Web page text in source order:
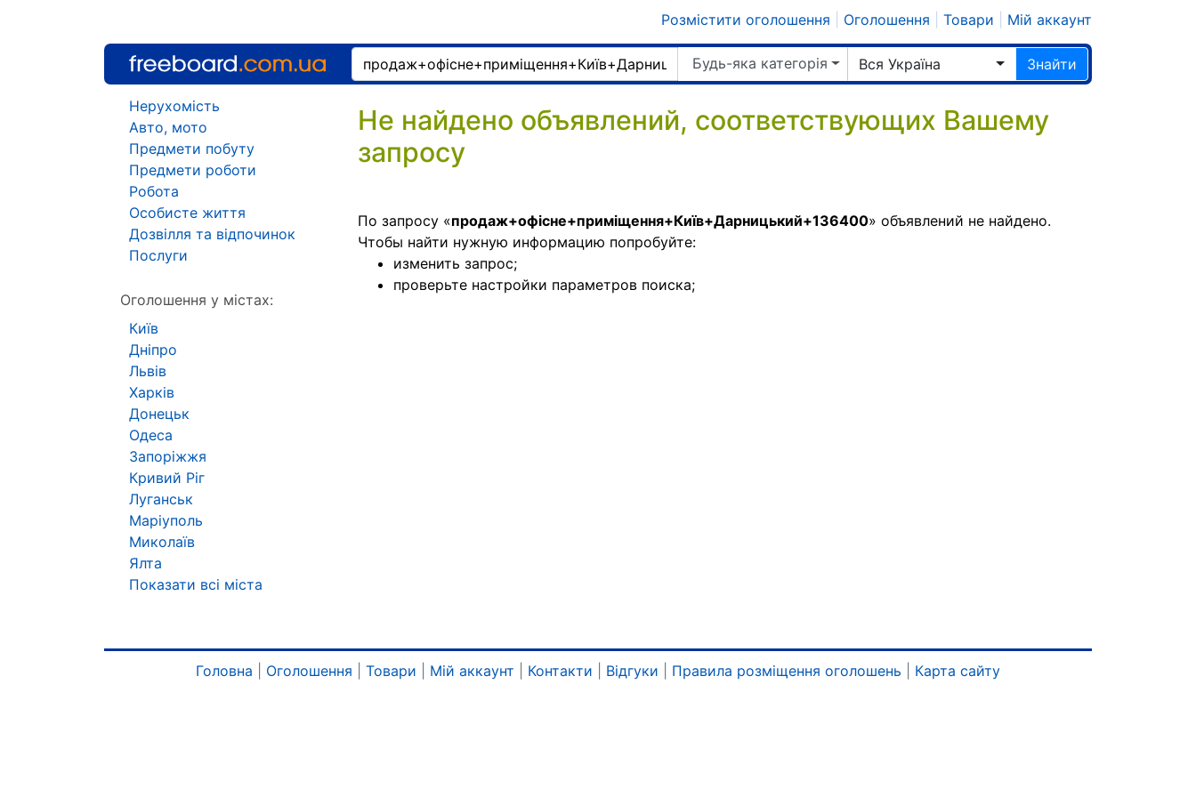
Розмістити оголошення Оголошення Товари Мій аккаунт
Будь-яка категорія Вся Україна Знайти
Не найдено объявлений, соответствующих Вашему
запросу
По запросу «продаж+офісне+приміщення+Київ+Дарницький+136400» объявлений не найдено.
Чтобы найти нужную информацию попробуйте:
изменить запрос;
проверьте настройки параметров поиска;
Нерухомість
Авто, мото
Предмети побуту
Предмети роботи
Робота
Особисте життя
Дозвілля та відпочинок
Послуги
Оголошення у містах:
Київ
Дніпро
Львів
Харків
Донецьк
Одеса
Запоріжжя
Кривий Ріг
Луганськ
Маріуполь
Миколаїв
Ялта
Показати всі міста
Головна Оголошення Товари Мій аккаунт Контакти Відгуки Правила розміщення оголошень Карта сайту